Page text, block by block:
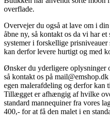
overflade.
Overvejer du også at lave om i
åbne ny, så kontakt os da vi har
systemer i forskellige
kan derfor levere hurtigt og med
Ønsker du yderligere oplysninger
så kontakt os på
egen malerafdeling og derfor kan
Tillægget er afhængig af hvilke
standard mannequiner fra vores
400,- for at få den malet i en